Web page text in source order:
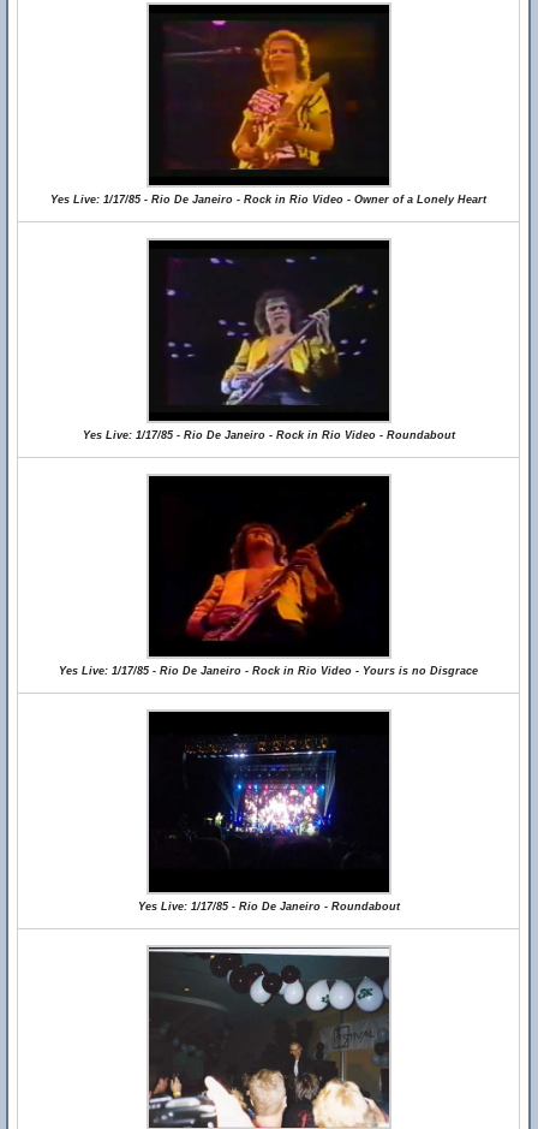
Yes Live: 1/17/85 - Rio De Janeiro - Rock in Rio Video - Owner of a Lonely Heart
Yes Live: 1/17/85 - Rio De Janeiro - Rock in Rio Video - Roundabout
Yes Live: 1/17/85 - Rio De Janeiro - Rock in Rio Video - Yours is no Disgrace
Yes Live: 1/17/85 - Rio De Janeiro - Roundabout